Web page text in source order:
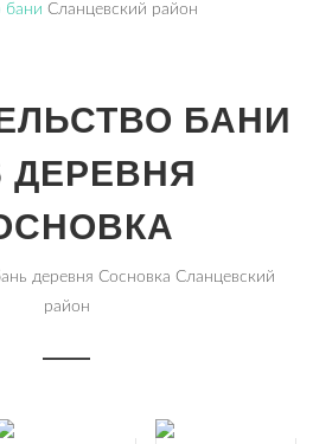
бани Сланцевский район
БАНИ
ДЕРЕВНЯ
деревня Сосновка Сланцевский
район